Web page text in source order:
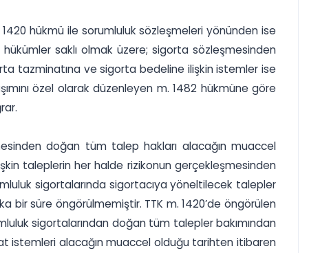
hükmü ile sorumluluk sözleşmeleri yönünden ise
saklı olmak üzere; sigorta sözleşmesinden
tazminatına ve sigorta bedeline ilişkin istemler ise
özel olarak düzenleyen m. 1482 hükmüne göre
doğan tüm talep hakları alacağın muaccel
taleplerin her halde rizikonun gerçekleşmesinden
sigortalarında sigortacıya yöneltilecek talepler
bir süre öngörülmemiştir. TTK m. 1420’de öngörülen
sigortalarından doğan tüm talepler bakımından
istemleri alacağın muaccel olduğu tarihten itibaren